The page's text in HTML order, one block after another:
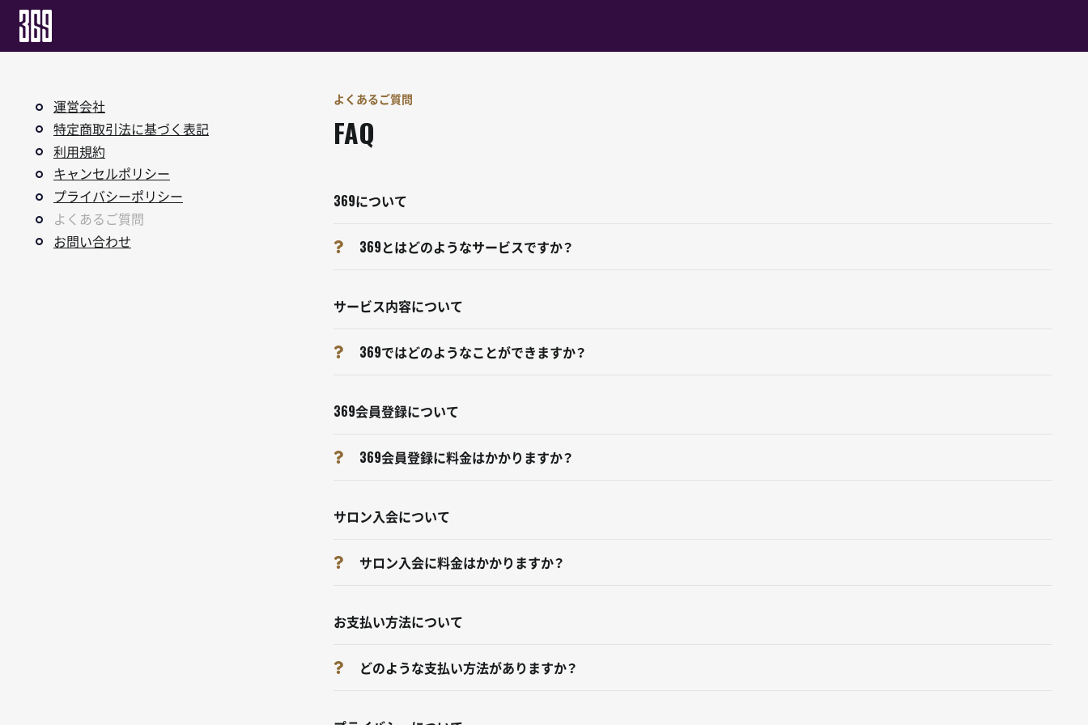
運営会社
特定商取引法に基づく表記
利用規約
キャンセルポリシー
プライバシーポリシー
よくあるご質問
お問い合わせ
よくあるご質問
FAQ
369について
369とはどのようなサービスですか？
サービス内容について
369ではどのようなことができますか？
369会員登録について
369会員登録に料金はかかりますか？
サロン入会について
サロン入会に料金はかかりますか？
お支払い方法について
どのような支払い方法がありますか？